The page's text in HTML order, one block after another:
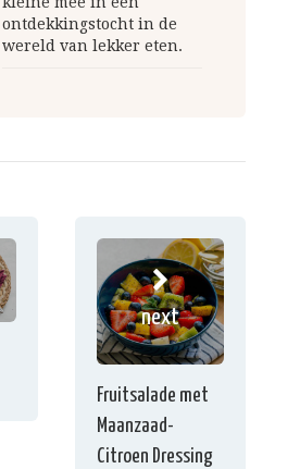
ontdekkingstocht in de
wereld van lekker eten.
next
Fruitsalade met
Maanzaad-
Citroen Dressing